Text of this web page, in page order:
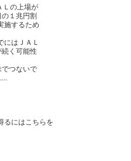
Ｌの上場が
１兆円割
施するため
はＪＡＬ
く可能性
つないで
るにはこちらを